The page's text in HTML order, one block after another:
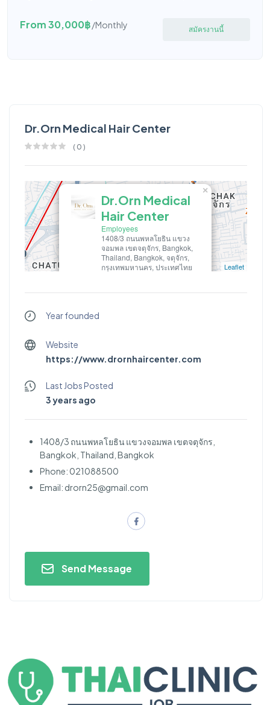
From 30,000฿/Monthly สมัครงานนี้
Dr.Orn Medical Hair Center
( 0 )
Dr.Orn Medical
Hair Center
Employees
1408/3 ถนนพหลโยธิน แขวง
จอมพล เขตจตุจักร, Bangkok,
Thailand, Bangkok, จตุจักร,
กรุงเทพมหานคร, ประเทศไทย
×
Leaflet
Year founded
Website
https://www.drornhaircenter.com
Last Jobs Posted
3 years ago
1408/3 ถนนพหลโยธิน แขวงจอมพล เขตจตุจักร,
Bangkok, Thailand, Bangkok
Phone: 021088500
Email: drorn25@gmail.com
Send Message